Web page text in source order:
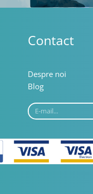
Contact
Despre noi
Blog
E-
mail...